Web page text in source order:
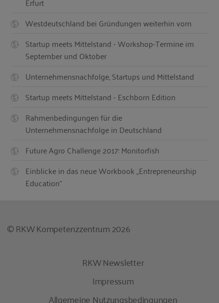
Westdeutschland bei Gründungen weiterhin vorn
Startup meets Mittelstand - Workshop-Termine im
September und Oktober
Unternehmensnachfolge, Startups und Mittelstand
Startup meets Mittelstand - Eschborn Edition
Rahmenbedingungen für die
Unternehmensnachfolge in Deutschland
Future Agro Challenge 2017: Monitorfish
Einblicke in das neue Workbook „Entrepreneurship
Education“
© RKW Kompetenzzentrum 2026
RKW Newsletter
Impressum
Allgemeine Nutzungsbedingungen